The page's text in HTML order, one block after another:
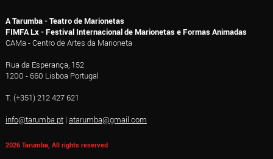
A Tarumba - Teatro de Marionetas
FIMFA Lx - Festival Internacional de Marionetas e Formas Animadas
CAMa - Centro de Artes da Marioneta
Rua da Esperança, 152
1200 - 660 Lisboa Portugal
T. (+351) 212 427 621
info@tarumba.pt| atarumba@gmail.com
2026 Tarumba, All rights reserved